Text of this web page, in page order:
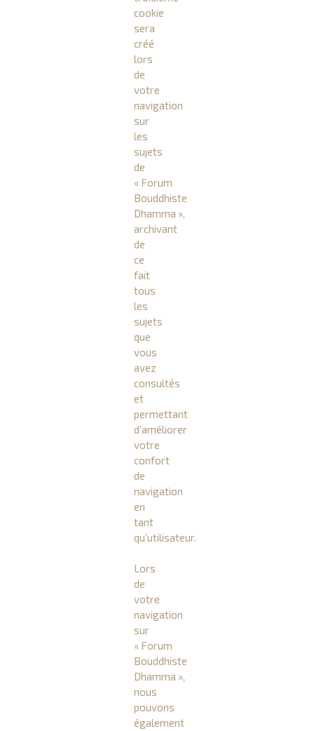
cookie
sera
créé
lors
de
votre
navigation
sur
les
sujets
de
« Forum
Bouddhiste
Dhamma »,
archivant
de
ce
fait
tous
les
sujets
que
vous
avez
consultés
et
permettant
d’améliorer
votre
confort
de
navigation
en
tant
qu’utilisateur.
Lors
de
votre
navigation
sur
« Forum
Bouddhiste
Dhamma »,
nous
pouvons
également